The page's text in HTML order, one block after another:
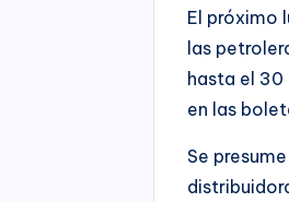
El próximo
las
hasta el 30
en las
Se